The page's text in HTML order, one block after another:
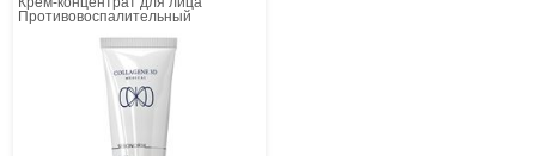
Противовоспалительный